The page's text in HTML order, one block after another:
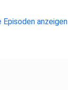
Episoden anzeigen